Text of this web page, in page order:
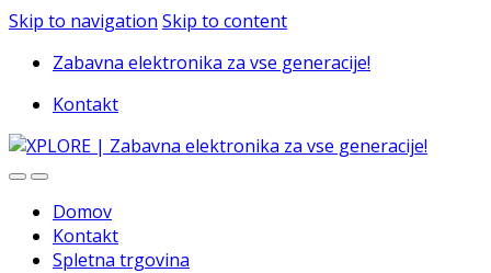
Skip to navigation Skip to content
Zabavna elektronika za vse generacije!
Kontakt
Domov
Kontakt
Spletna trgovina